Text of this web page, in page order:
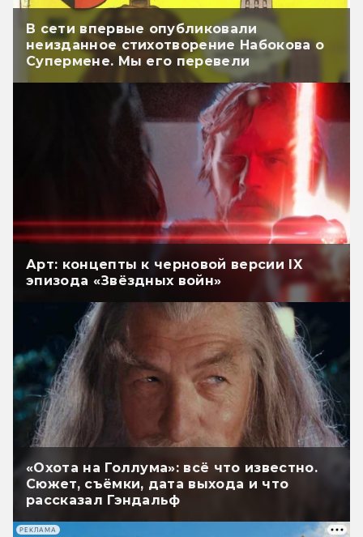
В сети впервые опубликовали
неизданное стихотворение Набокова о
Супермене. Мы его перевели
Арт: концепты к черновой версии IX
эпизода «Звёздных войн»
«Охота на Голлума»: всё что известно.
Сюжет, съёмки, дата выхода и что
рассказал Гэндальф
РЕКЛАМА